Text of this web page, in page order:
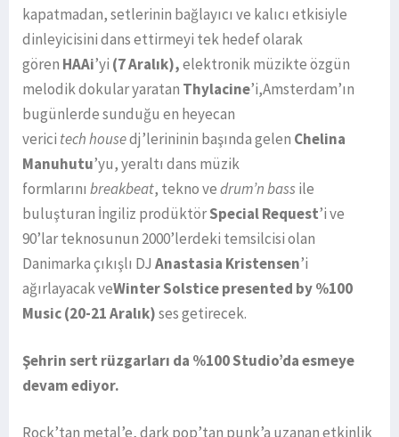
kapatmadan, setlerinin bağlayıcı ve kalıcı etkisiyle
dinleyicisini dans ettirmeyi tek hedef olarak
gören HAAi’yi (7 Aralık),elektronik müzikte özgün
melodik dokular yaratan Thylacine’i,Amsterdam’ın
bugünlerde sunduğu en heyecan
verici techhousedj’lerininin başında gelen Chelina
Manuhutu’yu, yeraltı dans müzik
formlarını breakbeat, tekno vedrum’n bassile
buluşturan İngiliz prodüktörSpecial Request’i ve
90’lar teknosunun 2000’lerdeki temsilcisi olan
Danimarka çıkışlı DJ Anastasia Kristensen’i
ağırlayacak veWinter Solsticepresented by %100
Music(20-21 Aralık)ses getirecek.
Şehrin sert rüzgarları da %100 Studio’da esmeye
devam ediyor.
Rock’tan metal’e, dark pop’tan punk’a uzanan etkinlik